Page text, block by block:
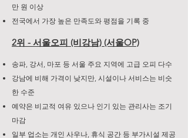
만 원 이상
전국에서 가장 높은 만족도와 평점을 기록 중
2위 - 서울오피 (비강남) (서울OP)
송파, 강서, 마포 등 서울 주요 지역에 고급 오피 다수
강남에 비해 가격이 낮지만, 시설이나 서비스는 비슷
한 수준
예약은 비교적 여유 있으나 인기 있는 관리사는 조기
마감
일부 업소는 개인 사우나, 휴식 공간 등 부가시설 제공